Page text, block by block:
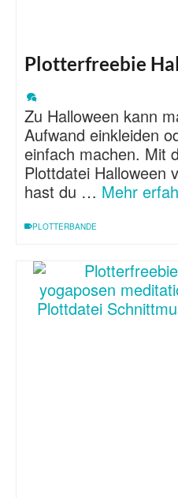
Plotterfreebie
Zu Halloween kann
Aufwand einkleiden
einfach machen. Mit
Plottdatei Halloween
hast du … Mehr
PLOTTERBANDE